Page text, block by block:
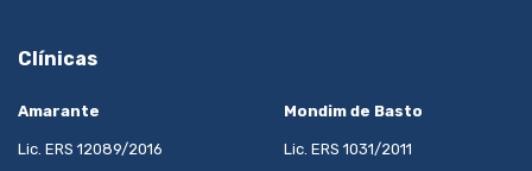
Clínicas
Amarante
Lic. ERS 12089/2016
Mondim de Basto
Lic. ERS 1031/2011